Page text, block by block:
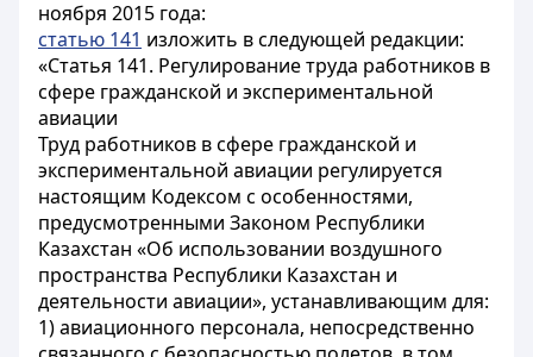
ноября 2015 года:
статью 141 изложить в следующей редакции:
«Статья 141. Регулирование труда работников в
сфере гражданской и экспериментальной
авиации
Труд работников в сфере гражданской и
экспериментальной авиации регулируется
настоящим Кодексом с особенностями,
предусмотренными Законом Республики
Казахстан «Об использовании воздушного
пространства Республики Казахстан и
деятельности авиации», устанавливающим для:
1) авиационного персонала, непосредственно